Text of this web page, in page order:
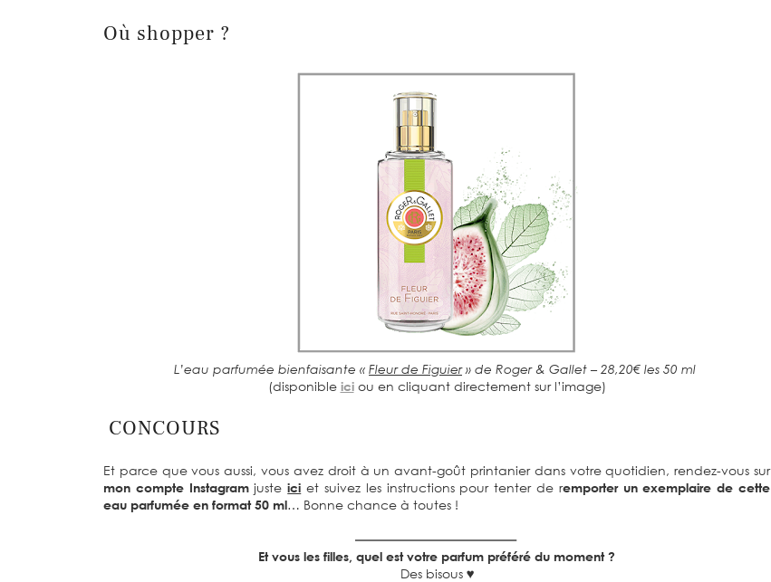
Où shopper ?
L’eau parfumée bienfaisante « Fleur de Figuier» de Roger & Gallet – 28,20€ les 50 ml
(disponible iciou en cliquant directement sur l’image)
CONCOURS
Et parce que vous aussi, vous avez droit à un avant-goût printanier dans votre quotidien, rendez-vous sur
mon compte Instagramjusteici et suivez les instructions pour tenter de remporter un exemplaire de cette
eau parfumée en format 50 ml… Bonne chance à toutes !
Et vous les filles, quel est votre parfum préféré du moment ?
Des bisous ♥